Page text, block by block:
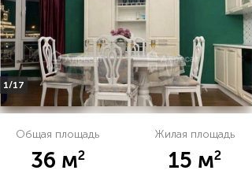
1/17
Общая площадь
36 м2
Жилая площадь
15 м2